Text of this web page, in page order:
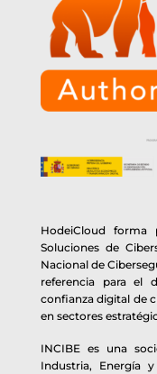
HodeiCloud forma
Soluciones de
Nacional de
referencia para el
confianza digital de
en sectores
INCIBE es una
Industria, Energía